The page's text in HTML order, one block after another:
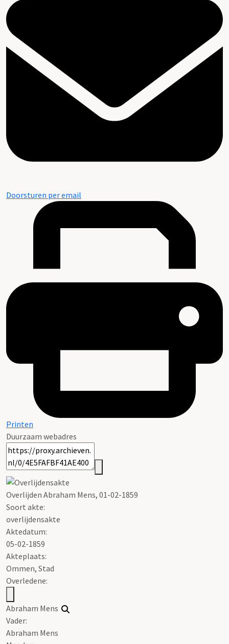
Doorsturen per email
Printen
Duurzaam webadres
Overlijden Abraham Mens, 01-02-1859
Soort akte:
overlijdensakte
Aktedatum:
05-02-1859
Akteplaats:
Ommen, Stad
Overledene:
Abraham Mens
Vader:
Abraham Mens